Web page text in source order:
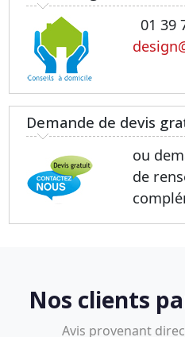
01 39
Demande de devis
ou
de
Nos clients
Avis provenant